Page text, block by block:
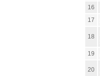
16
17
18
19
20